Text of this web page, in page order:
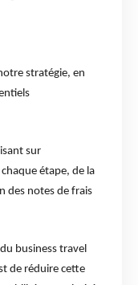
stratégie, en
sur
étape, de la
des notes de frais
business travel
de réduire cette